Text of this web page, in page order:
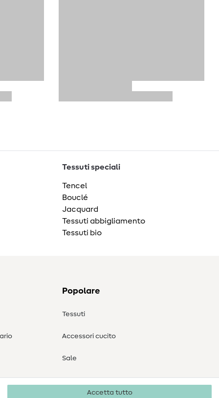
Tessuti speciali
Tencel
Bouclé
Jacquard
Tessuti abbigliamento
Tessuti bio
Popolare
Tessuti
Accessori cucito
Sale
Accetta tutto